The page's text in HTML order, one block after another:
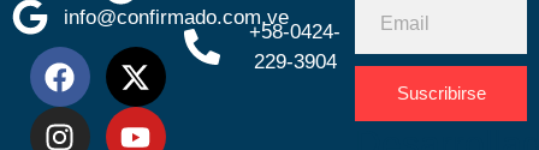
info@confirmado.com.ve
+58-0424-
229-3904
Suscribirse